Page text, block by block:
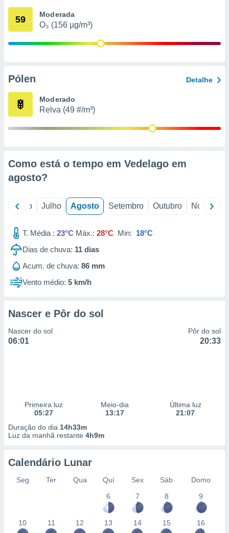
através
estudos
1199
59 Moderada
O₃ (156 µg/m³)
Pólen Detalhe
Moderado
Relva (49 #/m³)
Como está o tempo em Vedelago em
agosto?
Junho Julho Agosto Setembro Outubro Novembro
T. Média : 23°C Máx.: 28°C Min: 18°C
Dias de chuva: 11 dias
Acum. de chuva: 86 mm
Vento médio: 5 km/h
Nascer e Pôr do sol
Nascer do sol
06:01
Pôr do sol
20:33
Primeira luz
05:27
Meio-dia
13:17
Última luz
21:07
Duração do dia 14h33m
Luz da manhã restante 4h9m
Calendário Lunar
Seg Ter Qua Qui Sex Sáb
Domo
6
7 8 9
10 11 12 13 14 15 16